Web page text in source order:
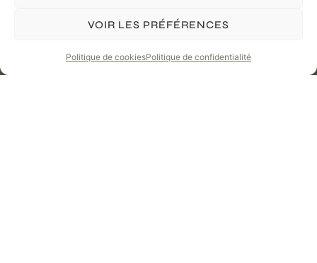
VOIR LES PRÉFÉRENCES
Politique de cookiesPolitique de confidentialité